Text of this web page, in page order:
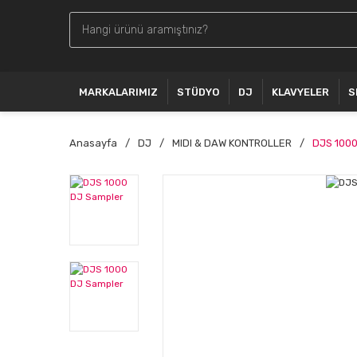
MARKALARIMIZ STÜDYO DJ KLAVYELER
Anasayfa DJ MIDI & DAW KONTROLLER DJS